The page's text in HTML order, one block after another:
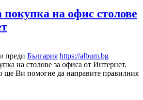
покупка на офис столове
преди България https://album.bg
на столове за офиса от Интернет.
ще Ви помогне да направите правилния